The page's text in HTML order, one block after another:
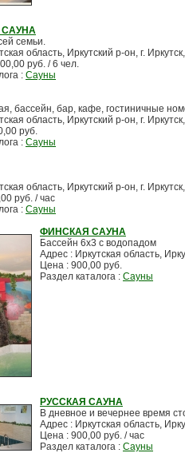
семьи.
область, Иркутский р-он, г.
руб. / 6 чел.
: Сауны
бассейн, бар, кафе, гостиничные
область, Иркутский р-он, г.
руб.
: Сауны
область, Иркутский р-он, г.
руб. / час
: Сауны
ФИНСКАЯ САУНА
Бассейн 6х3 с водопадом
Адрес : Иркутская область,
Цена : 900,00 руб.
Раздел каталога : Сауны
РУССКАЯ САУНА
В дневное и вечернее время
Адрес : Иркутская область,
Цена : 900,00 руб. / час
Раздел каталога : Сауны